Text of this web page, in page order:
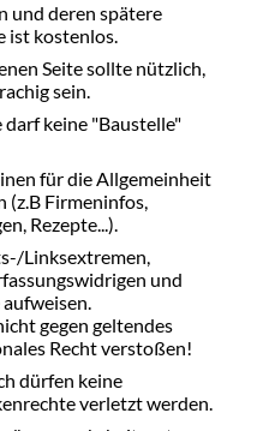
und deren spätere
ist kostenlos.
Seite sollte nützlich,
sein.
keine "Baustelle"
für die Allgemeinheit
(z.B Firmeninfos,
Rezepte...).
Linksextremen,
und
gegen geltendes
Recht verstoßen!
dürfen keine
verletzt werden.